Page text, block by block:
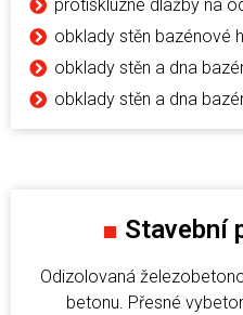
protiskluzné dlažby na
obklady stěn bazénové
obklady stěn a dna
obklady stěn a dna
■ Stavební
Odizolovaná
betonu. Přesné